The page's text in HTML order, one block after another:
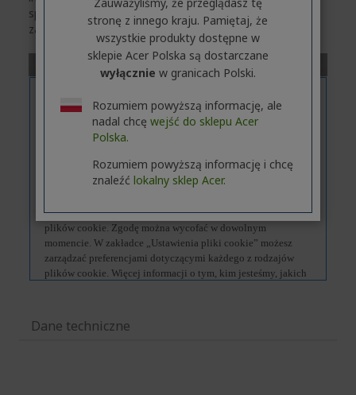
specyfikację techniczną wybranego modelu,kliknij
zakładkę
„Dane techniczne”.
Dane techniczne
stronę z innego kraju. Pamiętaj, że
wszystkie produkty dostępne w
sklepie Acer Polska są dostarczane
wyłącznie w granicach Polski.
Rozumiem powyższą informację, ale
nadal chcę wejść do sklepu Acer
Polska.
Rozumiem powyższą informację i chcę
znaleźć lokalny sklep Acer.